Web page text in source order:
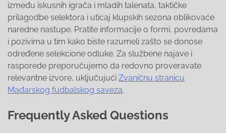
između iskusnih igrača i mladih talenata, taktičke
prilagodbe selektora i uticaj klupskih sezona oblikovaće
naredne nastupe. Pratite informacije o formi, povredama
i pozivima u tim kako biste razumeli zašto se donose
određene selekcione odluke. Za službene najave i
rasporede preporučujemo da redovno proveravate
relevantne izvore, uključujući Zvaničnu stranicu
Mađarskog fudbalskog saveza.
Frequently Asked Questions